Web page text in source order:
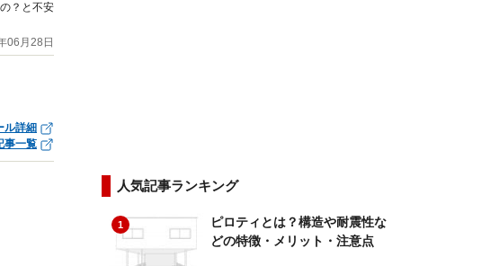
？と不安
06月28日
ル詳細
事一覧
人気記事ランキング
1
ピロティとは？構造や耐震性な
どの特徴・メリット・注意点